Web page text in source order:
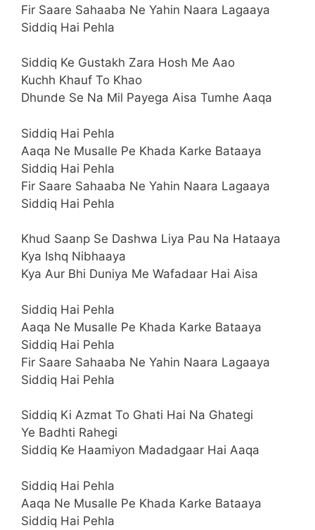
Fir Saare Sahaaba Ne Yahin Naara Lagaaya
Siddiq Hai Pehla
Siddiq Ke Gustakh Zara Hosh Me Aao
Kuchh Khauf To Khao
Dhunde Se Na Mil Payega Aisa Tumhe Aaqa
Siddiq Hai Pehla
Aaqa Ne Musalle Pe Khada Karke Bataaya
Siddiq Hai Pehla
Fir Saare Sahaaba Ne Yahin Naara Lagaaya
Siddiq Hai Pehla
Khud Saanp Se Dashwa Liya Pau Na Hataaya
Kya Ishq Nibhaaya
Kya Aur Bhi Duniya Me Wafadaar Hai Aisa
Siddiq Hai Pehla
Aaqa Ne Musalle Pe Khada Karke Bataaya
Siddiq Hai Pehla
Fir Saare Sahaaba Ne Yahin Naara Lagaaya
Siddiq Hai Pehla
Siddiq Ki Azmat To Ghati Hai Na Ghategi
Ye Badhti Rahegi
Siddiq Ke Haamiyon Madadgaar Hai Aaqa
Siddiq Hai Pehla
Aaqa Ne Musalle Pe Khada Karke Bataaya
Siddiq Hai Pehla